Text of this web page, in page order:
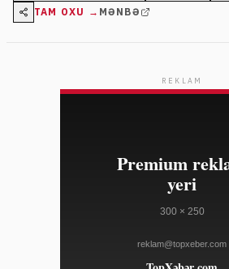
TAM OXU → MƏNBƏ
REKLAM